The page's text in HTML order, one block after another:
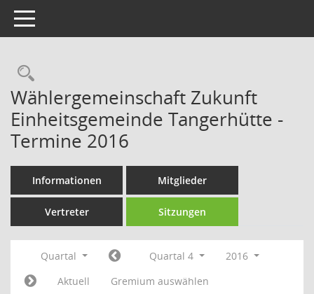
Toggle navigation
Rechercheauswahl
Wählergemeinschaft Zukunft
Einheitsgemeinde Tangerhütte -
Termine 2016
Informationen Mitglieder
Vertreter Sitzungen
Quartal Quartal 4
2016
Aktuell
Gremium auswählen